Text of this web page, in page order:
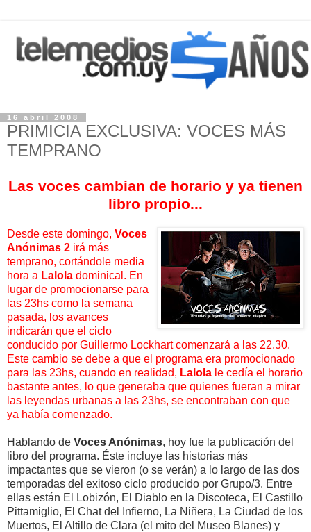
16 abril 2008
PRIMICIA EXCLUSIVA: VOCES MÁS
TEMPRANO
Las voces cambian de horario y ya tienen
libro propio...
Desde este domingo, Voces
Anónimas 2 irá más
temprano, cortándole media
hora a Lalola dominical. En
lugar de promocionarse para
las 23hs como la semana
pasada, los avances
indicarán que el ciclo
conducido por Guillermo Lockhart comenzará a las 22.30.
Este cambio se debe a que el programa era promocionado
para las 23hs, cuando en realidad, Lalola le cedía el horario
bastante antes, lo que generaba que quienes fueran a mirar
las leyendas urbanas a las 23hs, se encontraban con que
ya había comenzado.
Hablando de Voces Anónimas, hoy fue la publicación del
libro del programa. Éste incluye las historias más
impactantes que se vieron (o se verán) a lo largo de las dos
temporadas del exitoso ciclo producido por Grupo/3. Entre
ellas están El Lobizón, El Diablo en la Discoteca, El Castillo
Pittamiglio, El Chat del Infierno, La Niñera, La Ciudad de los
Muertos, El Altillo de Clara (el mito del Museo Blanes) y